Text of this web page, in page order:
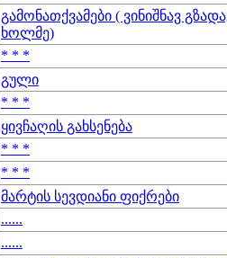
გამონათქვამები ( ვინიშნავ
ხოლმე)
* * *
გული
* * *
ყივჩაღის გახსენება
* * *
* * *
მარტის სევდიანი ფიქრები
......
......